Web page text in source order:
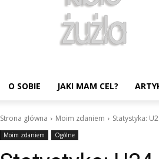
O SOBIE JAKI MAM CEL?
Strona główna Moim zdaniem Statystyka:
Moim zdaniem Ogólne